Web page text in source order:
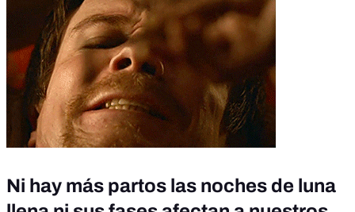
Ni hay más partos las noches de luna